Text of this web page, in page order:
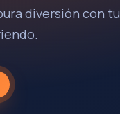
diversión con tu